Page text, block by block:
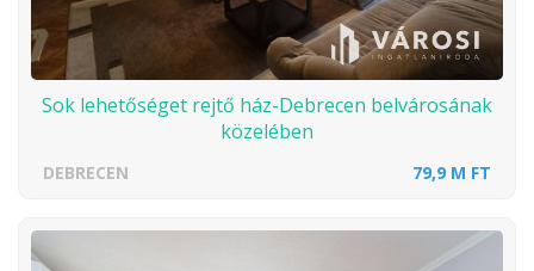
Sok lehetőséget rejtő ház-Debrecen belvárosának
közelében
DEBRECEN 79,9 M FT